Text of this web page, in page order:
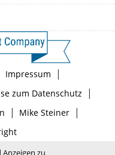
Impressum |
zum Datenschutz |
| Mike Steiner|
zu